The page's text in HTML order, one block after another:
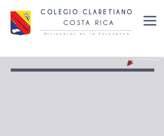
COLEGIO CLARETIANO
COSTA RICA
Misioneros en la Enseñanza